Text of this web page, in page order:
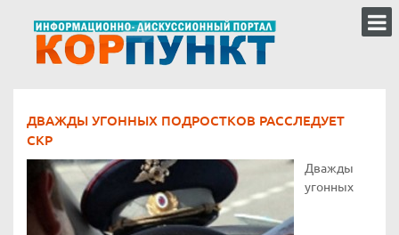
ДВАЖДЫ УГОННЫХ ПОДРОСТКОВ РАССЛЕДУЕТ
СКР
Дважды
угонных